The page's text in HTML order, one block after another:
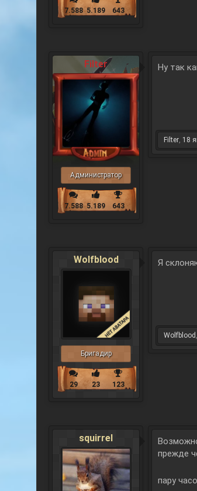
7.588 5.189 643
Filter
Администратор
7.588 5.189 643
Ну так
Filter, 18
Wolfblood
Бригадир
29 23 123
Я
Wolfblood ,
squirrel
прежде
пару